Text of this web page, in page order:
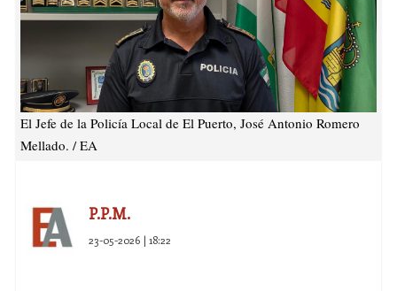
El Jefe de la Policía Local de El Puerto, José Antonio Romero
Mellado. / EA
P.P.M.
23-05-2026 | 18:22